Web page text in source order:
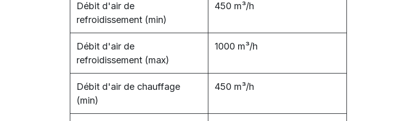
Débit d'air de
refroidissement (min)
450 m³/h
Débit d'air de
refroidissement (max)
1000 m³/h
Débit d'air de chauffage
(min)
450 m³/h